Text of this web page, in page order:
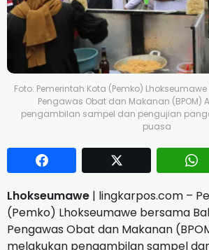
Foto: Pemerintah Kota (Pemko)
Pengawas Obat dan Makanan (BPOM)
pengambilan sampel dan pengujian
puasa
Lhokseumawe | lingkarpos.com –
(Pemko) Lhokseumawe bersama
Pengawas Obat dan Makanan
melakukan pengambilan sampel